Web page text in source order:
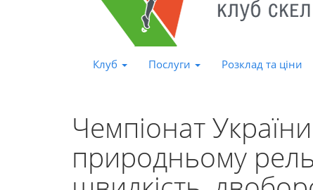
Клуб Послуги Розклад та ціни
Чемпіонат
природньому